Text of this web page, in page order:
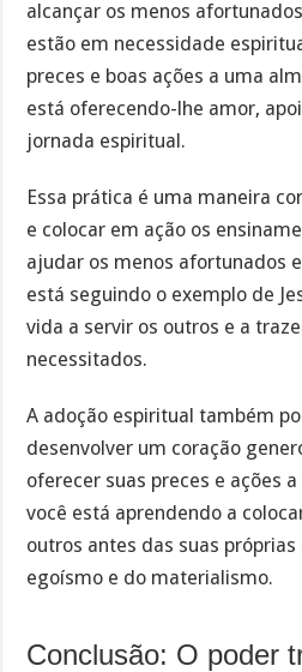
alcançar os menos
estão em necessidade
preces e boas ações a uma
está oferecendo-lhe amor,
jornada espiritual.
Essa prática é uma maneira
e colocar em ação os
ajudar os menos afortunados
está seguindo o exemplo de
vida a servir os outros e a
necessitados.
A adoção espiritual também
desenvolver um coração
oferecer suas preces e ações
você está aprendendo a
outros antes das suas
egoísmo e do materialismo.
Conclusão: O poder